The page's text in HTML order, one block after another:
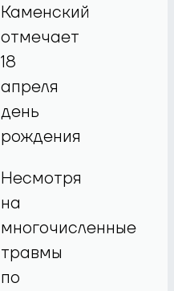
Каменский
отмечает
18
апреля
день
рождения
Несмотря
на
многочисленные
травмы
по